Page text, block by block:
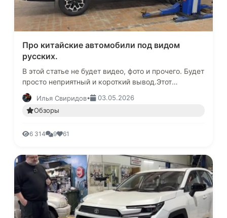
Про китайские автомобили под видом
русских.
В этой статье не будет видео, фото и прочего. Будет
просто неприятный и короткий вывод.Этот
автомобиль называется в России Sollers ST9, во
всем остальном мире- …
Илья Свиридов•
03.05.2026
Обзоры
6 314 9 61